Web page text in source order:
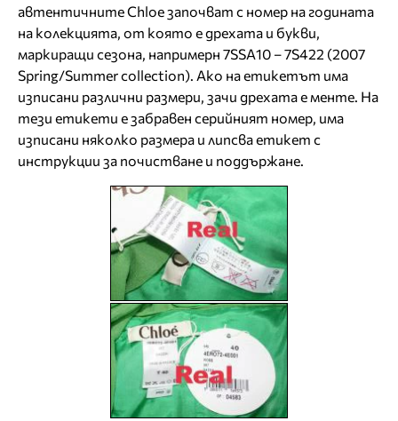
автентичните Chloe започват с номер на годината
на колекцията, от която е дрехата и букви,
маркиращи сезона, напримерн 7SSA10 – 7S422 (2007
Spring/Summer collection). Ако на етикетът има
изписани различни размери, зачи дрехата е менте. На
тези етикети е забравен серийният номер, има
изписани няколко размера и липсва етикет с
инструкции за почистване и поддържане.